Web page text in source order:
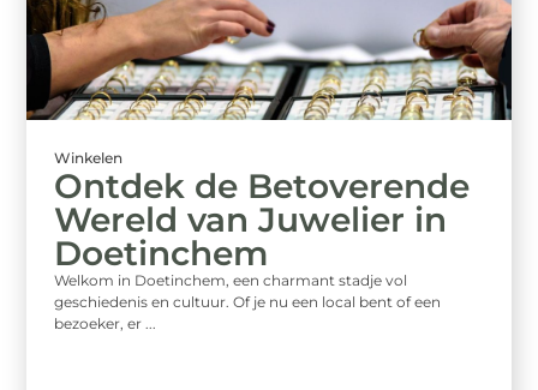
Winkelen
Ontdek de Betoverende
Wereld van Juwelier in
Doetinchem
Welkom in Doetinchem, een charmant stadje vol
geschiedenis en cultuur. Of je nu een local bent of een
bezoeker, er ...